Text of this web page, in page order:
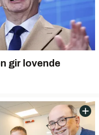
gir lovende